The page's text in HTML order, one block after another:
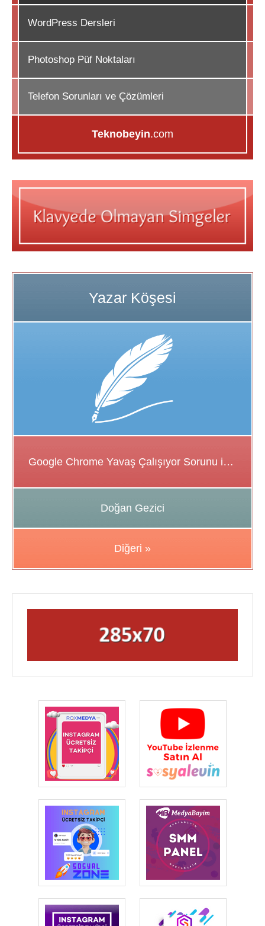
WordPress Dersleri
Photoshop Püf Noktaları
Telefon Sorunları ve Çözümleri
Teknobeyin.com
Google Chrome Yavaş Çalışıyor Sorunu için Çözüm Önerileri
Doğan Gezici
Diğeri »